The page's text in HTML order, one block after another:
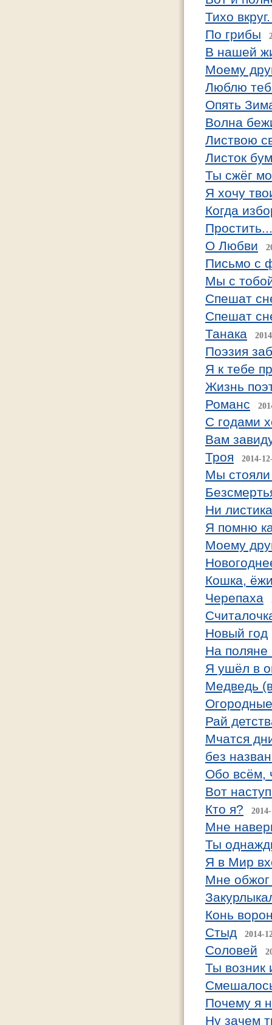
Тихо
По грибы
В нашей
Моему
Люблю
Опять
Волна
Листвою
Листок
Ты сжёг
Я хочу
Когда
Простить...
О Любви
Письмо с
Мы с
Спешат
Спешат
Танака
Поэзия
Я к тебе
Жизнь
Романс
С годами
Вам
Троя
2014-
Мы стояли
Ни
Я помню
Моему
Кошка,
Черепаха
Новый год
На поляне
Я ушёл в
Медведь
Рай
Мчатся
без
Обо всём,
Вот
Кто я?
Мне
Ты
Я в Мир
Мне обжог
Конь
Стыд
2014-
Соловей
Ты возник
Почему я
Ну зачем